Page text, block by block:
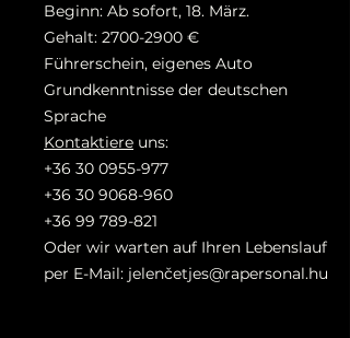
Beginn: Ab sofort, 18. März.
Gehalt: 2700-2900 €
Führerschein, eigenes Auto
Grundkenntnisse der deutschen
Sprache
Kontaktiere uns:
+36 30 0955-977
+36 30 9068-960
+36 99 789-821
Oder wir warten auf Ihren Lebenslauf
per E-Mail: jelenčetjes@rapersonal.hu